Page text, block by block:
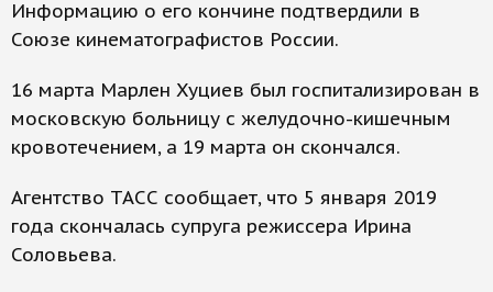
Информацию о его кончине подтвердили в
Союзе кинематографистов России.
16 марта Марлен Хуциев был госпитализирован в
московскую больницу с желудочно-кишечным
кровотечением, а 19 марта он скончался.
Агентство ТАСС сообщает, что 5 января 2019
года скончалась супруга режиссера Ирина
Соловьева.